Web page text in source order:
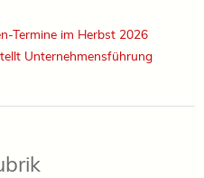
Termine im Herbst 2026
Unternehmensführung